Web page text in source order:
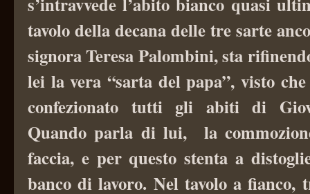
tavolo della decana delle tre sarte
signora Teresa Palombini, sta
lei la vera “sarta del papa”, visto
confezionato tutti gli abiti di
Quando parla di lui, la
faccia, e per questo stenta a
banco di lavoro. Nel tavolo a fianco,